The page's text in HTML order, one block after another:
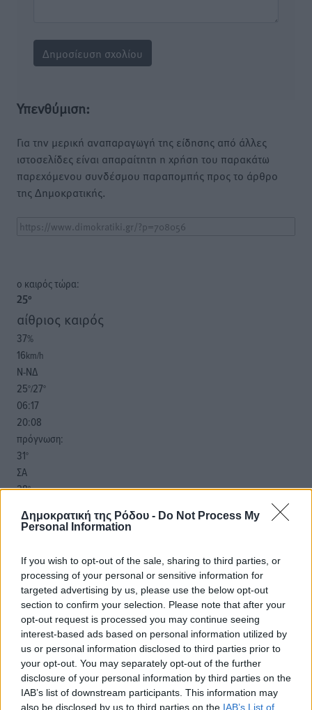
Δημοκρατική της Ρόδου - Do Not Process My
Personal Information
If you wish to opt-out of the sale, sharing to third parties, or
processing of your personal or sensitive information for
targeted advertising by us, please use the below opt-out
section to confirm your selection. Please note that after your
opt-out request is processed you may continue seeing
interest-based ads based on personal information utilized by
us or personal information disclosed to third parties prior to
your opt-out. You may separately opt-out of the further
disclosure of your personal information by third parties on the
IAB’s list of downstream participants. This information may
also be disclosed by us to third parties on the IAB’s List of
Υπενθύμιση:
Για την μερική αναπαραγωγή της είδησης από άλλες
ιστοσελίδες είναι απαραίτητη η χρήση του παρακάτω
παρεχόμενου συνδέσμου παραπομπής προς το άρθρο
της Δημοκρατικής.
o καιρός τώρα:
25°
αίθριος καιρός
37%
16km/h
Ν-ΝΔ
25°/27°
06:17
20:08
πρόγνωση:
31°
ΣΑ
28°
29°
29 °
ΤΡ